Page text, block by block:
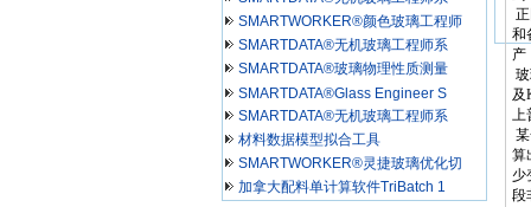
SMARTWORKER®颜色玻璃工程师
SMARTDATA®无机玻璃工程师系
SMARTDATA®玻璃物理性质测量
SMARTDATA®Glass Engineer S
SMARTDATA®无机玻璃工程师系
材料数据模型拟合工具
SMARTWORKER®灵捷玻璃优化切
加拿大配料单计算软件TriBatch 1
和
产
及
上
算
少
段